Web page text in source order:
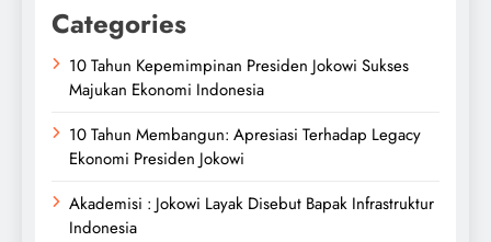
Categories
10 Tahun Kepemimpinan Presiden Jokowi Sukses
Majukan Ekonomi Indonesia
10 Tahun Membangun: Apresiasi Terhadap Legacy
Ekonomi Presiden Jokowi
Akademisi : Jokowi Layak Disebut Bapak Infrastruktur
Indonesia